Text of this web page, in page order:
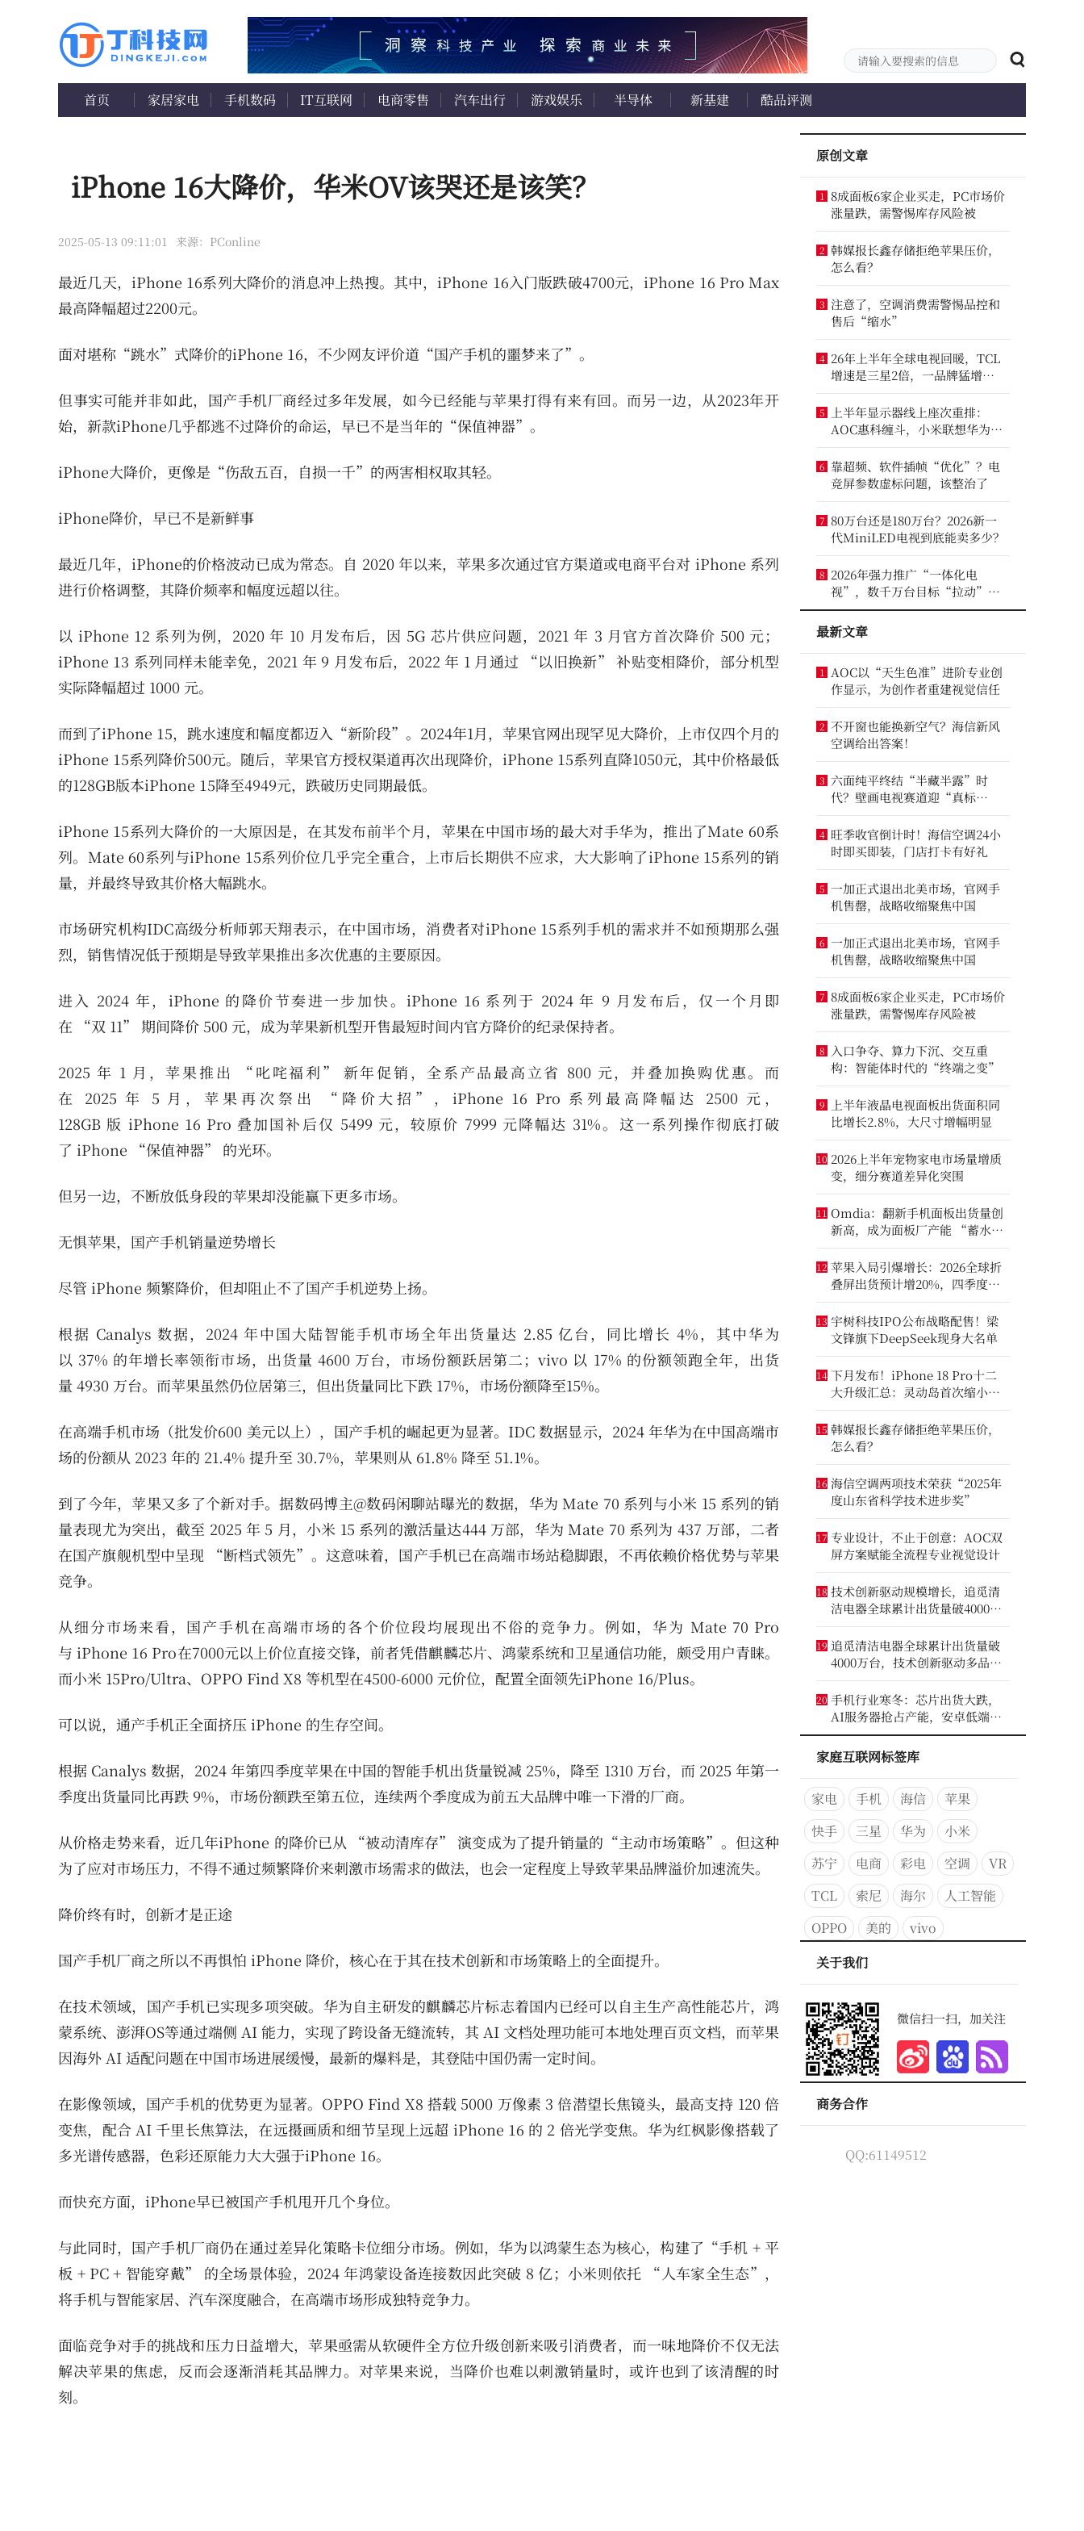
首页 家居家电 手机数码 IT互联网 电商零售 汽车出行 游戏娱乐 半导体 新基建 酷品评测
iPhone 16大降价，华米OV该哭还是该笑？
2025-05-13 09:11:01 来源：PConline
最近几天，iPhone 16系列大降价的消息冲上热搜。其中，iPhone 16入门版跌破4700元，iPhone 16 Pro Max
最高降幅超过2200元。
面对堪称“跳水”式降价的iPhone 16，不少网友评价道“国产手机的噩梦来了”。
但事实可能并非如此，国产手机厂商经过多年发展，如今已经能与苹果打得有来有回。而另一边，从2023年开
始，新款iPhone几乎都逃不过降价的命运，早已不是当年的“保值神器”。
iPhone大降价，更像是“伤敌五百，自损一千”的两害相权取其轻。
iPhone降价，早已不是新鲜事
最近几年，iPhone的价格波动已成为常态。自 2020 年以来，苹果多次通过官方渠道或电商平台对 iPhone 系列
进行价格调整，其降价频率和幅度远超以往。
以 iPhone 12 系列为例，2020 年 10 月发布后，因 5G 芯片供应问题，2021 年 3 月官方首次降价 500 元；
iPhone 13 系列同样未能幸免，2021 年 9 月发布后，2022 年 1 月通过 “以旧换新” 补贴变相降价，部分机型
实际降幅超过 1000 元。
而到了iPhone 15，跳水速度和幅度都迈入“新阶段”。2024年1月，苹果官网出现罕见大降价，上市仅四个月的
iPhone 15系列降价500元。随后，苹果官方授权渠道再次出现降价，iPhone 15系列直降1050元，其中价格最低
的128GB版本iPhone 15降至4949元，跌破历史同期最低。
iPhone 15系列大降价的一大原因是，在其发布前半个月，苹果在中国市场的最大对手华为，推出了Mate 60系
列。Mate 60系列与iPhone 15系列价位几乎完全重合，上市后长期供不应求，大大影响了iPhone 15系列的销
量，并最终导致其价格大幅跳水。
市场研究机构IDC高级分析师郭天翔表示，在中国市场，消费者对iPhone 15系列手机的需求并不如预期那么强
烈，销售情况低于预期是导致苹果推出多次优惠的主要原因。
进入 2024 年，iPhone 的降价节奏进一步加快。iPhone 16 系列于 2024 年 9 月发布后，仅一个月即
在 “双 11” 期间降价 500 元，成为苹果新机型开售最短时间内官方降价的纪录保持者。
2025 年 1 月，苹果推出 “叱咤福利” 新年促销，全系产品最高立省 800 元，并叠加换购优惠。而
在 2025 年 5 月，苹果再次祭出 “降价大招”，iPhone 16 Pro 系列最高降幅达 2500 元，
128GB 版 iPhone 16 Pro 叠加国补后仅 5499 元，较原价 7999 元降幅达 31%。这一系列操作彻底打破
了 iPhone “保值神器” 的光环。
但另一边，不断放低身段的苹果却没能赢下更多市场。
无惧苹果，国产手机销量逆势增长
尽管 iPhone 频繁降价，但却阻止不了国产手机逆势上扬。
根据 Canalys 数据，2024 年中国大陆智能手机市场全年出货量达 2.85 亿台，同比增长 4%，其中华为
以 37% 的年增长率领衔市场，出货量 4600 万台，市场份额跃居第二；vivo 以 17% 的份额领跑全年，出货
量 4930 万台。而苹果虽然仍位居第三，但出货量同比下跌 17%，市场份额降至15%。
在高端手机市场（批发价600 美元以上），国产手机的崛起更为显著。IDC 数据显示，2024 年华为在中国高端市
场的份额从 2023 年的 21.4% 提升至 30.7%，苹果则从 61.8% 降至 51.1%。
到了今年，苹果又多了个新对手。据数码博主@数码闲聊站曝光的数据，华为 Mate 70 系列与小米 15 系列的销
量表现尤为突出，截至 2025 年 5 月，小米 15 系列的激活量达444 万部，华为 Mate 70 系列为 437 万部，二者
在国产旗舰机型中呈现 “断档式领先”。这意味着，国产手机已在高端市场站稳脚跟，不再依赖价格优势与苹果
竞争。
从细分市场来看，国产手机在高端市场的各个价位段均展现出不俗的竞争力。例如，华为 Mate 70 Pro
与 iPhone 16 Pro在7000元以上价位直接交锋，前者凭借麒麟芯片、鸿蒙系统和卫星通信功能，颇受用户青睐。
而小米 15Pro/Ultra、OPPO Find X8 等机型在4500-6000 元价位，配置全面领先iPhone 16/Plus。
可以说，通产手机正全面挤压 iPhone 的生存空间。
根据 Canalys 数据，2024 年第四季度苹果在中国的智能手机出货量锐减 25%，降至 1310 万台，而 2025 年第一
季度出货量同比再跌 9%，市场份额跌至第五位，连续两个季度成为前五大品牌中唯一下滑的厂商。
从价格走势来看，近几年iPhone 的降价已从 “被动清库存” 演变成为了提升销量的“主动市场策略”。但这种
为了应对市场压力，不得不通过频繁降价来刺激市场需求的做法，也会一定程度上导致苹果品牌溢价加速流失。
降价终有时，创新才是正途
国产手机厂商之所以不再惧怕 iPhone 降价，核心在于其在技术创新和市场策略上的全面提升。
在技术领域，国产手机已实现多项突破。华为自主研发的麒麟芯片标志着国内已经可以自主生产高性能芯片，鸿
蒙系统、澎湃OS等通过端侧 AI 能力，实现了跨设备无缝流转，其 AI 文档处理功能可本地处理百页文档，而苹果
因海外 AI 适配问题在中国市场进展缓慢，最新的爆料是，其登陆中国仍需一定时间。
在影像领域，国产手机的优势更为显著。OPPO Find X8 搭载 5000 万像素 3 倍潜望长焦镜头，最高支持 120 倍
变焦，配合 AI 千里长焦算法，在远摄画质和细节呈现上远超 iPhone 16 的 2 倍光学变焦。华为红枫影像搭载了
多光谱传感器，色彩还原能力大大强于iPhone 16。
而快充方面，iPhone早已被国产手机甩开几个身位。
与此同时，国产手机厂商仍在通过差异化策略卡位细分市场。例如，华为以鸿蒙生态为核心，构建了“手机 + 平
板 + PC + 智能穿戴” 的全场景体验，2024 年鸿蒙设备连接数因此突破 8 亿；小米则依托 “人车家全生态”，
将手机与智能家居、汽车深度融合，在高端市场形成独特竞争力。
面临竞争对手的挑战和压力日益增大，苹果亟需从软硬件全方位升级创新来吸引消费者，而一味地降价不仅无法
解决苹果的焦虑，反而会逐渐消耗其品牌力。对苹果来说，当降价也难以刺激销量时，或许也到了该清醒的时
刻。
原创文章
1
8成面板6家企业买走，PC市场价
涨量跌，需警惕库存风险被
2 韩媒报长鑫存储拒绝苹果压价，
怎么看？
3 注意了，空调消费需警惕品控和
售后“缩水”
4 26年上半年全球电视回暖，TCL
增速是三星2倍，一品牌猛增
14.8%
5
上半年显示器线上座次重排：
AOC惠科缠斗，小米联想华为进
前八
6 靠超频、软件插帧“优化”？电
竞屏参数虚标问题，该整治了
7 80万台还是180万台？2026新一
代MiniLED电视到底能卖多少？
8 2026年强力推广“一体化电
视”，数千万台目标“拉动”彩
电业？
最新文章
1
AOC以“天生色准”进阶专业创
作显示，为创作者重建视觉信任
2 不开窗也能换新空气？海信新风
空调给出答案！
3 六面纯平终结“半藏半露”时
代？壁画电视赛道迎“真标
准”之争
4 旺季收官倒计时！海信空调24小
时即买即装，门店打卡有好礼
5 一加正式退出北美市场，官网手
机售罄，战略收缩聚焦中国
6 一加正式退出北美市场，官网手
机售罄，战略收缩聚焦中国
7 8成面板6家企业买走，PC市场价
涨量跌，需警惕库存风险被
8
入口争夺、算力下沉、交互重
构：智能体时代的“终端之变”
9
上半年液晶电视面板出货面积同
比增长2.8%，大尺寸增幅明显
10 2026上半年宠物家电市场量增质
变，细分赛道差异化突围
11 Omdia：翻新手机面板出货量创
新高，成为面板厂产能 “蓄水
池”
12 苹果入局引爆增长：2026全球折
叠屏出货预计增20%，四季度成
全年销量关键窗口
13 宇树科技IPO公布战略配售！梁
文锋旗下DeepSeek现身大名单
14 下月发布！iPhone 18 Pro十二
大升级汇总：灵动岛首次缩小、
首次2nm芯片
15 韩媒报长鑫存储拒绝苹果压价，
怎么看？
16 海信空调两项技术荣获“2025年
度山东省科学技术进步奖”
17 专业设计，不止于创意：AOC双
屏方案赋能全流程专业视觉设计
18 技术创新驱动规模增长，追觅清
洁电器全球累计出货量破4000万
台
19 追觅清洁电器全球累计出货量破
4000万台，技术创新驱动多品类
增长
20 手机行业寒冬：芯片出货大跌，
AI服务器抢占产能，安卓低端压
力最大
家庭互联网标签库
家电 手机 海信
苹果
快手
三星 华为
小米
苏宁
电商 彩电 空调
VR
TCL
索尼 海尔
人工智能
OPPO
美的
vivo
关于我们
微信扫一扫，加关注
商务合作
QQ:61149512